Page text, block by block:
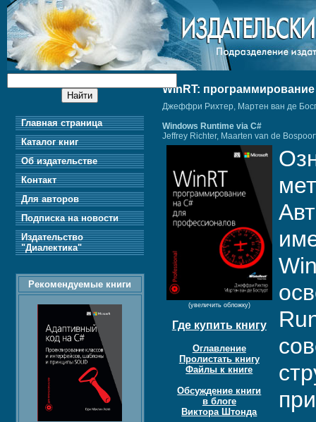
WinRT:
Джеффри Рихтер, Мартен ван де
Windows Runtime via C#
Jeffrey Richter, Maarten van de
(увеличить обложку)
Где купить книгу
Оглавление
Пролистать книгу
Файлы к книге
Обсуждение книги
в блоге
Виктора Штонда
Главная страница
Каталог книг
Об издательстве
Контакт
Для авторов
Подписка на новости
Издательство
"Диалектика"
Рекомендуемые книги